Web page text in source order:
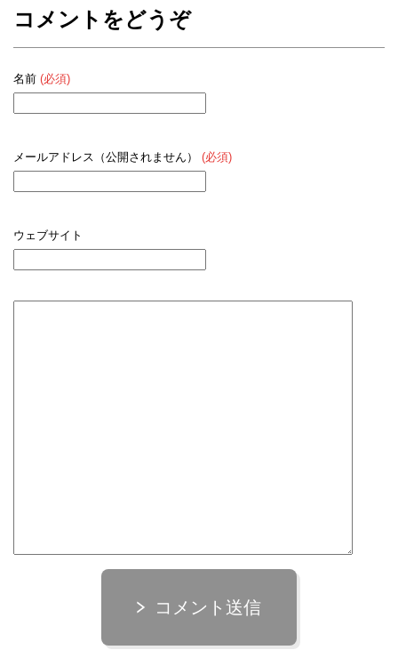
コメントをどうぞ
名前 (必須)
メールアドレス（公開されません） (必須)
ウェブサイト
コメント送信